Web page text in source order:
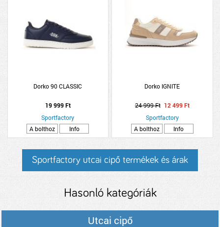
Dorko 90 CLASSIC
19 999 Ft
Sportfactory
A bolthoz
Info
Dorko IGNITE
24 999 Ft 12 499 Ft
Sportfactory
A bolthoz
Info
Sportfactory utcai cipő termékek és árak
Hasonló kategóriák
Utcai cipő